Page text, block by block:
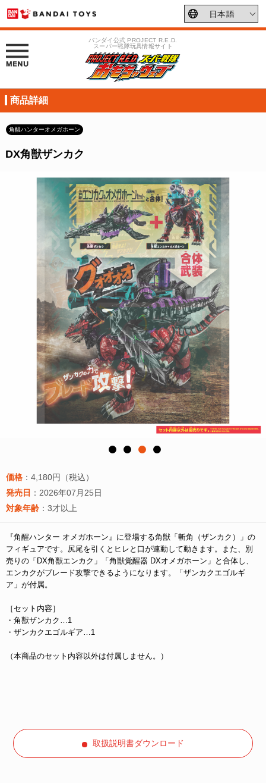
バンダイ公式 PROJECT R.E.D.
スーパー戦隊玩具情報サイト
商品詳細
角醒ハンターオメガホーン
DX角獣ザンカク
価格 ：4,180円（税込）
発売日 ：2026年07月25日
対象年齢 ：3才以上
『角醒ハンター オメガホーン』に登場する角獣「斬角（ザンカク）」の
フィギュアです。尻尾を引くとヒレと口が連動して動きます。また、別
売りの「DX角獣エンカク」「角獣覚醒器 DXオメガホーン」と合体し、
エンカクがブレード攻撃できるようになります。「ザンカクエゴルギ
ア」が付属。
［セット内容］
・角獣ザンカク…1
・ザンカクエゴルギア…1
（本商品のセット内容以外は付属しません。）
取扱説明書ダウンロード